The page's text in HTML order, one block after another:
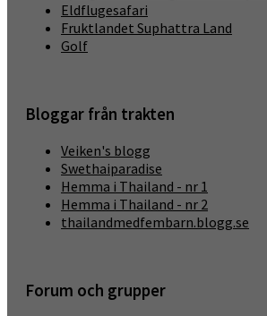
Eldflugesafari
Fruktlandet Suphattra Land
Golf
Bloggar från trakten
Veiken's blogg
Swethaiparadise
Hemma i Thailand - nr 1
Hemma i Thailand - nr 2
thailandmedfembarn.blogg.se
Forum och grupper